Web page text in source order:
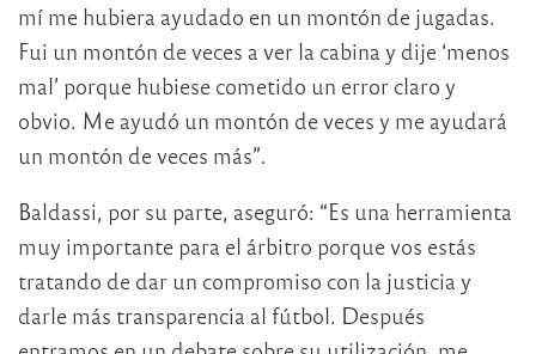
mí me hubiera ayudado en un montón de jugadas.
Fui un montón de veces a ver la cabina y dije ‘menos
mal’ porque hubiese cometido un error claro y
obvio. Me ayudó un montón de veces y me ayudará
un montón de veces más”.
Baldassi, por su parte, aseguró: “Es una herramienta
muy importante para el árbitro porque vos estás
tratando de dar un compromiso con la justicia y
darle más transparencia al fútbol. Después